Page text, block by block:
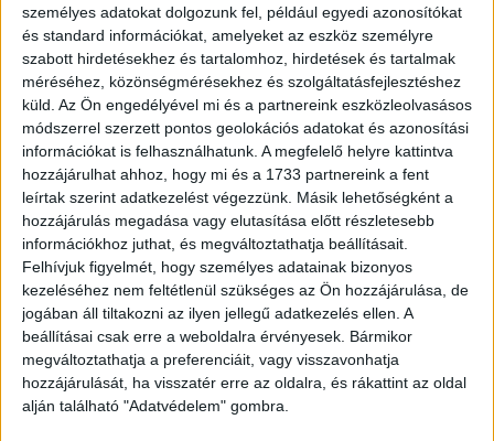
személyes adatokat dolgozunk fel, például egyedi azonosítókat
és standard információkat, amelyeket az eszköz személyre
szabott hirdetésekhez és tartalomhoz, hirdetések és tartalmak
méréséhez, közönségmérésekhez és szolgáltatásfejlesztéshez
küld. Az Ön engedélyével mi és a partnereink eszközleolvasásos
módszerrel szerzett pontos geolokációs adatokat és azonosítási
információkat is felhasználhatunk. A megfelelő helyre kattintva
hozzájárulhat ahhoz, hogy mi és a 1733 partnereink a fent
leírtak szerint adatkezelést végezzünk. Másik lehetőségként a
hozzájárulás megadása vagy elutasítása előtt részletesebb
információkhoz juthat, és megváltoztathatja beállításait.
Felhívjuk figyelmét, hogy személyes adatainak bizonyos
kezeléséhez nem feltétlenül szükséges az Ön hozzájárulása, de
jogában áll tiltakozni az ilyen jellegű adatkezelés ellen. A
beállításai csak erre a weboldalra érvényesek. Bármikor
megváltoztathatja a preferenciáit, vagy visszavonhatja
hozzájárulását, ha visszatér erre az oldalra, és rákattint az oldal
alján található "Adatvédelem" gombra.
egyetem – egyaránt előnyös együttműködést jelent. A
képzés során az egyetemi hallgató munkatapasztalatot
szerezhet iparági szinten meghatározó vállalatoknál; a
Coca-Cola HBC Magyarország idei programjaival több
mint harminc diáknak ad értékes munkatapasztalatot.
Ráadásul a munkáért a képzés teljes időtartamára fizetést
kap a cégtől. Nem csak a gyakorlati időszak alatt, hanem
az egyetemi oktatási idején is. A duális képzésben
résztvevők három és fél év munkatapasztalattal a hátuk
mögött hagyják majd el az egyetemi képzést, így a
megfelelő szakmai gyakorlat birtokában könnyebben és
jobb munkakörökben helyezkedhetnek el.
„A versenyképesség első számú feltétele ma már
egyértelműen a képzett munkaerő, a duális képzés ezért
várhatóan egyre nagyobb teret nyer majd mind a felsőfokú